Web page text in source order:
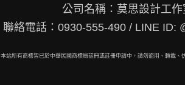
公司名稱：莫思設計工
聯絡電話：0930-555-490 / LINE ID:
本站所有商標皆已於中華民國商標局註冊或註冊申請中，請勿盜用、轉載、